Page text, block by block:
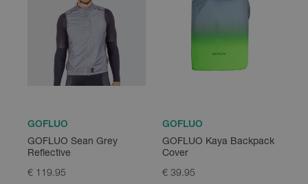
GOFLUO
GOFLUO Sean Grey
Reflective
€ 119.95
GOFLUO
GOFLUO Kaya Backpack
Cover
€ 39.95